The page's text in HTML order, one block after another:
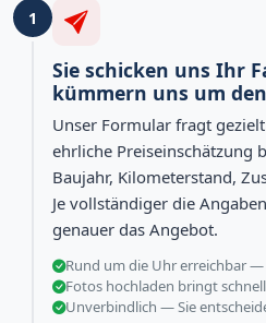
1
Sie schicken uns Ihr
kümmern uns um
Unser Formular fragt
ehrliche Preiseinschätzung
Baujahr, Kilometerstand,
Je vollständiger die
genauer das Angebot.
Rund um die Uhr erreichbar
Fotos hochladen bringt
Unverbindlich — Sie